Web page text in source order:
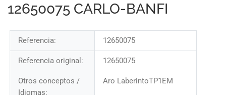
12650075 CARLO-BANFI
Referencia: 12650075
Referencia original: 12650075
Otros conceptos /
Idiomas:
Aro LaberintoTP1EM